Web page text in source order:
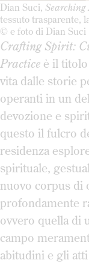
Dian Suci,
tessuto trasparente,
© e foto di Dian Suci
Crafting Spirit:
Practice è il
vita dalle storie
operanti in un
devozione e
questo il fulcro
residenza
spirituale,
nuovo corpus di
profondamente
ovvero quella di
campo
abitudini e gli